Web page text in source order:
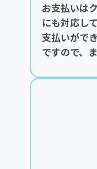
お支払いは
にも対応し
支払いがで
ですので、